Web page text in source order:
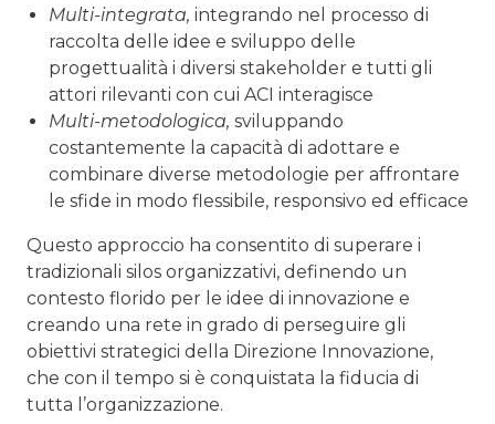
Multi-integrata, integrando nel processo di
raccolta delle idee e sviluppo delle
progettualità i diversi stakeholder e tutti gli
attori rilevanti con cui ACI interagisce
Multi-metodologica, sviluppando
costantemente la capacità di adottare e
combinare diverse metodologie per affrontare
le sfide in modo flessibile, responsivo ed efficace
Questo approccio ha consentito di superare i
tradizionali silos organizzativi, definendo un
contesto florido per le idee di innovazione e
creando una rete in grado di perseguire gli
obiettivi strategici della Direzione Innovazione,
che con il tempo si è conquistata la fiducia di
tutta l’organizzazione.